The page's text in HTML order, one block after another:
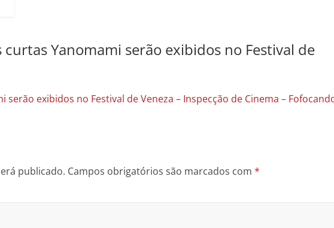
curtas Yanomami serão exibidos no Festival de
serão exibidos no Festival de Veneza – Inspecção de Cinema –
publicado. Campos obrigatórios são marcados com *